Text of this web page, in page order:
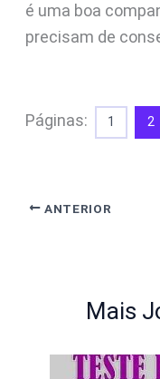
é uma boa
precisam de
Páginas: 1 2
ANTERIOR
Mais